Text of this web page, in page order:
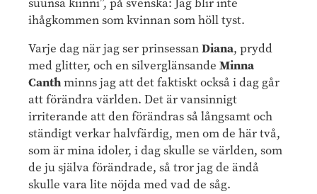
ihågkommen som kvinnan som höll tyst.
Varje dag när jag ser prinsessanDiana, prydd
med glitter, och en silverglänsande Minna
Canthminns jag att det faktiskt också i dag går
att förändra världen. Det är vansinnigt
irriterande att den förändras så långsamt och
ständigt verkar halvfärdig, men om de här två,
som är mina idoler, i dag skulle se världen, som
de ju själva förändrade, så tror jag de ändå
skulle vara lite nöjda med vad de såg.